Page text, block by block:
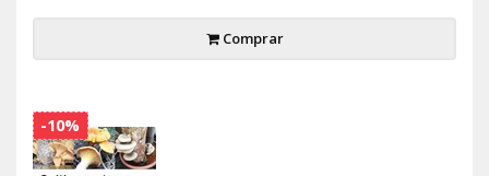
Comprar
-10%